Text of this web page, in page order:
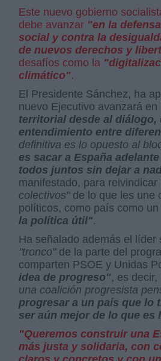
Este nuevo gobierno
debe avanzar "en la
social y contra la
de nuevos derechos y
desafíos como la
climático".
El Presidente Sánchez, ha
nuevo Ejecutivo avanzará en
territorial desde al diálogo,
entendimiento entre
definitiva es lo opuesto al
es sacar a España
todos juntos sin dejar a
manifestado, para reivindicar
colectivos"de lo que les une
políticos, como país como un
la política útil".
Ha señalado además el líder
"tronco"de la parte del
comparten PSOE y Unidas
idea de progreso", es decir,
una coalición progresista
progresar a un país que lo
ser aún mejor de lo que es
"Queremos construir una
más justa y solidaria, con